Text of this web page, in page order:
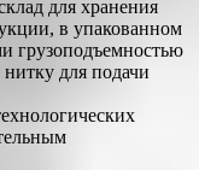
для хранения
в упакованном
грузоподъемностью
для подачи